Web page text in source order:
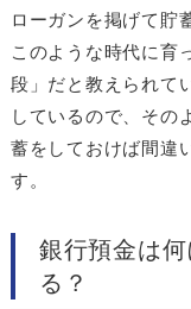
ローガンを掲げて貯
このような時代に育
段」だと教えられて
しているので、その
蓄をしておけば間違
す。
銀行預金は
る？